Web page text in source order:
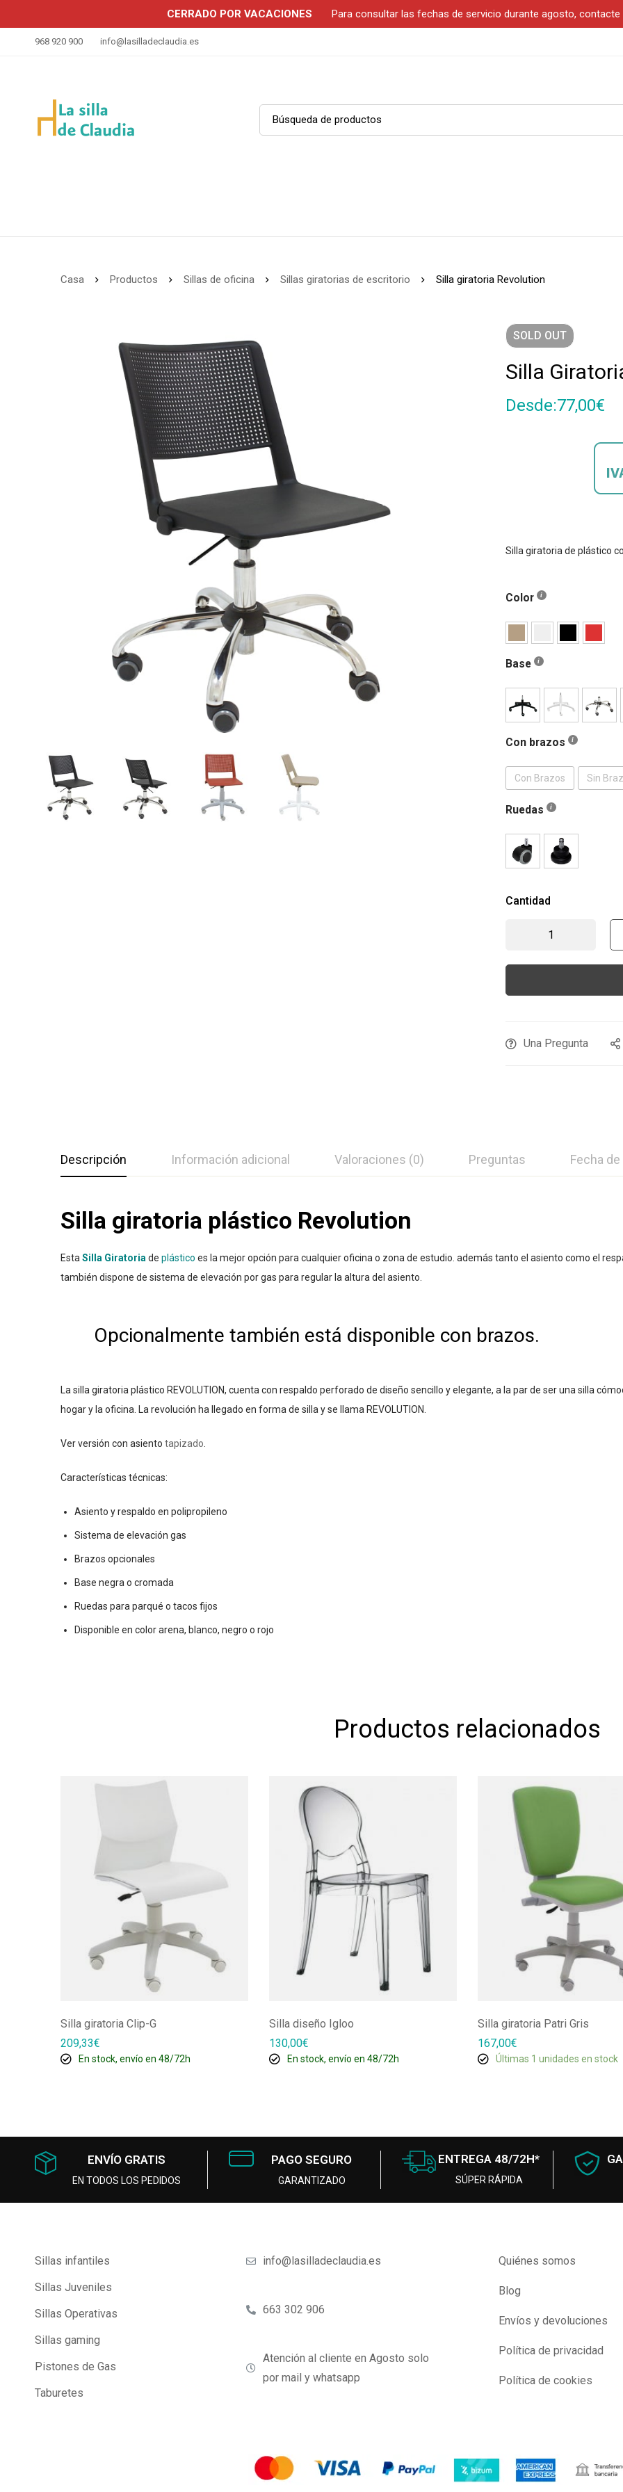
CERRADO POR VACACIONES Para consultar las fechas de servicio durante agosto,
968 920 900 info@lasilladeclaudia.es
Casa Productos Sillas de oficina Sillas giratorias de escritorio Silla giratoria Revolution
SOLD OUT
Silla
Desde:77,00€
Silla giratoria de plástico
Color
Base
Con brazos
Con Brazos Sin
Ruedas
Cantidad
Una Pregunta
Descripción Información adicional Valoraciones (0) Preguntas Fecha
Silla giratoria plástico Revolution
Esta Silla Giratoria de plástico es la mejor opción para cualquier oficina o zona de estudio. además tanto el asiento como el
también dispone de sistema de elevación por gas para regular la altura del asiento.
Opcionalmente también está disponible con brazos.
La silla giratoria plástico REVOLUTION, cuenta con respaldo perforado de diseño sencillo y elegante, a la par de ser una silla
hogar y la oficina. La revolución ha llegado en forma de silla y se llama REVOLUTION.
Ver versión con asiento tapizado
Características técnicas:
Asiento y respaldo en polipropileno
Sistema de elevación gas
Brazos opcionales
Base negra o cromada
Ruedas para parqué o tacos fijos
Disponible en color arena, blanco, negro o rojo
Productos relacionados
Silla giratoria Clip-G
209,33€
En stock, envío en 48/72h
Silla diseño Igloo
130,00€
En stock, envío en 48/72h
Silla giratoria Patri Gris
167,00€
Últimas 1 unidades en stock
ENVÍO GRATIS
EN TODOS LOS PEDIDOS
PAGO SEGURO
GARANTIZADO
ENTREGA 48/72H*
SÚPER RÁPIDA
Sillas infantiles
Sillas Juveniles
Sillas Operativas
Sillas gaming
Pistones de Gas
Taburetes
info@lasilladeclaudia.es
663 302 906
Atención al cliente en Agosto solo
por mail y whatsapp
Quiénes somos
Blog
Envíos y devoluciones
Política de privacidad
Política de cookies